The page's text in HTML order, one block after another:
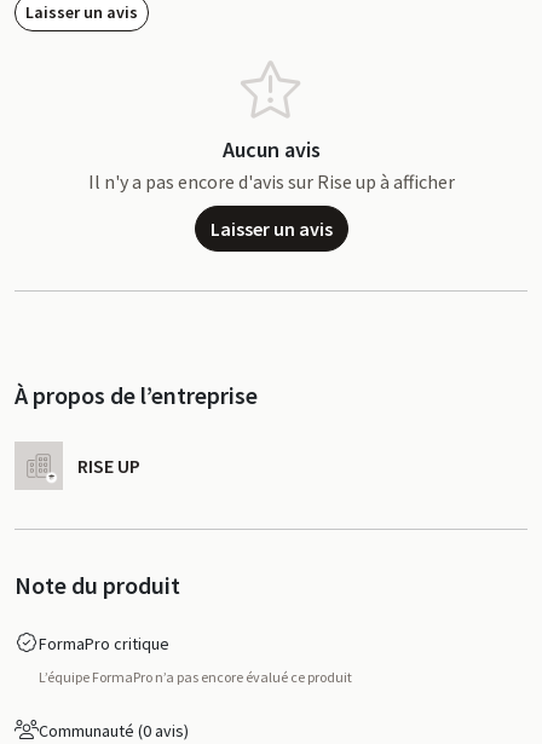
Laisser un avis
Aucun avis
Il n'y a pas encore d'avis sur Rise up à afficher
Laisser un avis
À propos de l’entreprise
RISE UP
Note du produit
FormaPro critique
L’équipe FormaPro n’a pas encore évalué ce produit
Communauté (0 avis)